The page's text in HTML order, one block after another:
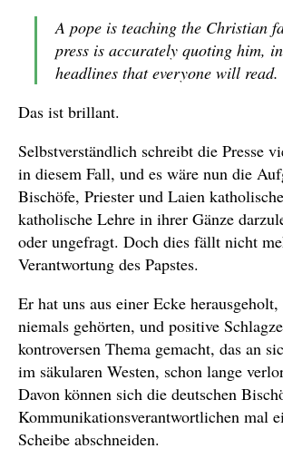
A pope is teaching the Christian
press is accurately quoting him,
headlines that everyone will read.
Das ist brillant.
Selbstverständlich schreibt die Presse
in diesem Fall, und es wäre nun die
Bischöfe, Priester und Laien
katholische Lehre in ihrer Gänze
oder ungefragt. Doch dies fällt nicht
Verantwortung des Papstes.
Er hat uns aus einer Ecke
niemals gehörten, und positive
kontroversen Thema gemacht, das an
im säkularen Westen, schon lange
Davon können sich die deutschen
Kommunikationsverantwortlichen mal
Scheibe abschneiden.